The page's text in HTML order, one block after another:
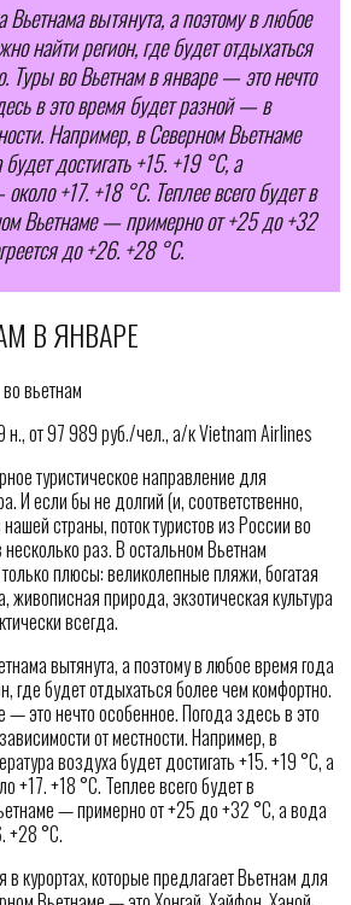
Вьетнама вытянута, а поэтому в любое
найти регион, где будет отдыхаться
Туры во Вьетнам в январе — это нечто
в это время будет разной — в
Например, в Северном Вьетнаме
достигать +15. +19 °C, а
+17. +18 °C. Теплее всего будет в
Вьетнаме — примерно от +25 до +32
до +26. +28 °C.
В ЯНВАРЕ
от 97 989 руб./чел., а/к Vietnam Airlines
туристическое направление для
И если бы не долгий (и, соответственно,
страны, поток туристов из России во
раз. В остальном Вьетнам
плюсы: великолепные пляжи, богатая
живописная природа, экзотическая культура
всегда.
вытянута, а поэтому в любое время года
где будет отдыхаться более чем комфортно.
— это нечто особенное. Погода здесь в это
от местности. Например, в
воздуха будет достигать +15. +19 °C, а
+17. +18 °C. Теплее всего будет в
— примерно от +25 до +32 °C, а вода
+28 °C.
в курортах, которые предлагает Вьетнам для